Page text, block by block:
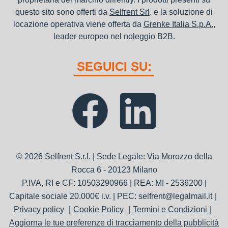
questo sito sono offerti da Selfrent Srl . e la soluzione di
locazione operativa viene offerta da Grenke Italia S.p.A.,
leader europeo nel noleggio B2B.
SEGUICI SU:
© 2026 Selfrent S.r.l. | Sede Legale: Via Morozzo della
Rocca 6 - 20123 Milano
P.IVA, RI e CF: 10503290966 | REA: MI - 2536200 |
Capitale sociale 20.000€ i.v. | PEC: selfrent@legalmail.it
Privacy policy
Cookie Policy
Termini e Condizioni
Aggiorna le tue preferenze di tracciamento della pubblicità